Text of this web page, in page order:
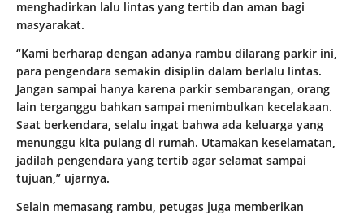
menghadirkan lalu lintas yang tertib dan aman bagi
masyarakat.
“Kami berharap dengan adanya rambu dilarang parkir ini,
para pengendara semakin disiplin dalam berlalu lintas.
Jangan sampai hanya karena parkir sembarangan, orang
lain terganggu bahkan sampai menimbulkan kecelakaan.
Saat berkendara, selalu ingat bahwa ada keluarga yang
menunggu kita pulang di rumah. Utamakan keselamatan,
jadilah pengendara yang tertib agar selamat sampai
tujuan,” ujarnya.
Selain memasang rambu, petugas juga memberikan